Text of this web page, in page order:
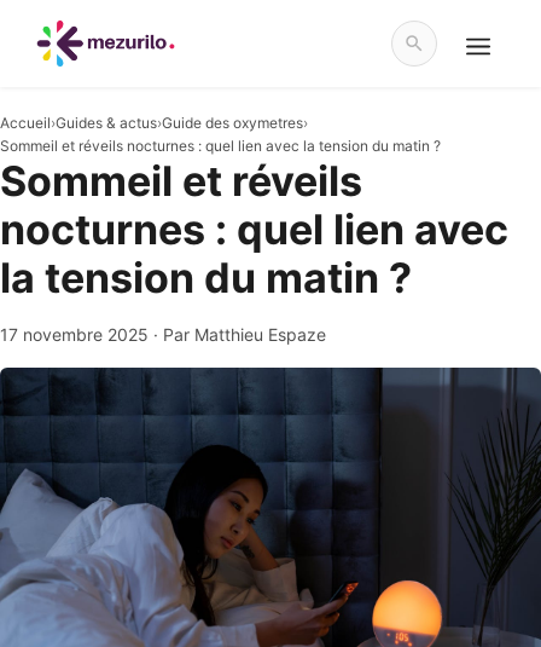
contenu
Accueil›Guides & actus›Guide des oxymetres›
Sommeil et réveils nocturnes : quel lien avec la tension du matin ?
Sommeil et réveils
nocturnes : quel lien avec
la tension du matin ?
17 novembre 2025 · Par Matthieu Espaze